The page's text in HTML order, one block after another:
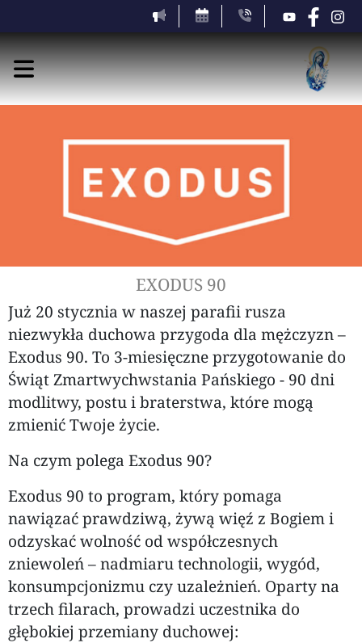
EXODUS 90
Już 20 stycznia w naszej parafii rusza
niezwykła duchowa przygoda dla mężczyzn –
Exodus 90. To 3-miesięczne przygotowanie do
Świąt Zmartwychwstania Pańskiego - 90 dni
modlitwy, postu i braterstwa, które mogą
zmienić Twoje życie.
Na czym polega Exodus 90?
Exodus 90 to program, który pomaga
nawiązać prawdziwą, żywą więź z Bogiem i
odzyskać wolność od współczesnych
zniewoleń – nadmiaru technologii, wygód,
konsumpcjonizmu czy uzależnień. Oparty na
trzech filarach, prowadzi uczestnika do
głębokiej przemiany duchowej: